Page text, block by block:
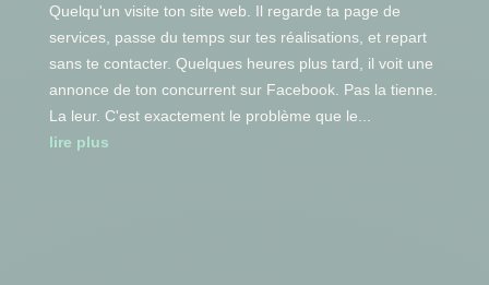
Quelqu'un visite ton site web. Il regarde ta page de
services, passe du temps sur tes réalisations, et repart
sans te contacter. Quelques heures plus tard, il voit une
annonce de ton concurrent sur Facebook. Pas la tienne.
La leur. C'est exactement le problème que le...
lire plus